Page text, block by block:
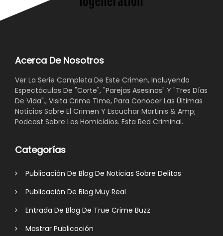
Acerca De Nosotros
Ver La Serie Completa De Este Crimen, Incluyendo
Espectáculos De "Corte", "Parejas Asesinos" Y "Tres Días
De Vida"., Visita Crime Time, Para Conocer Las Últimas
Noticias Sobre El Crimen Y Escuchar Martinis & Amp;
Podcast Sobre Los Homicidios. Esta Red Criminal.
Categorías
Publicación De Blog De Noticias Sobre Delitos
Publicación De Blog Muy Real
Entrada De Blog De True Crime Buzz
Mostrar Publicación